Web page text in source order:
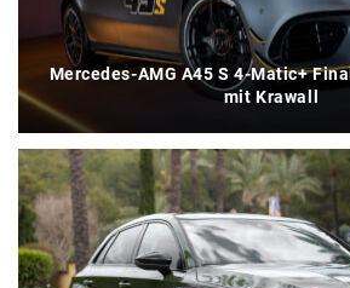
Mercedes-AMG A45 S 4-Matic+
mit Krawall